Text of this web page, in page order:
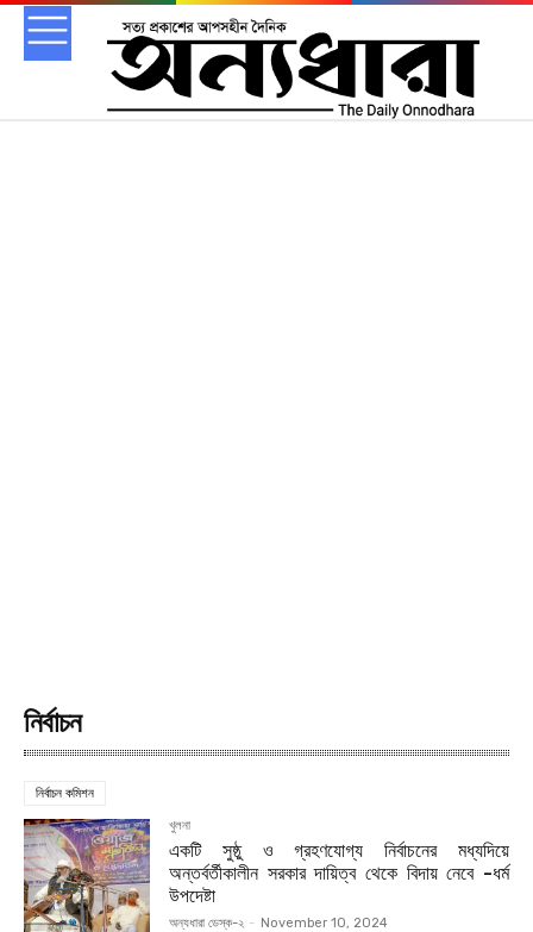
নির্বাচন
নির্বাচন কমিশন
খুলনা
একটি সুষ্ঠু ও গ্রহণযোগ্য নির্বাচনের মধ্যদিয়ে
অন্তর্বর্তীকালীন সরকার দায়িত্ব থেকে বিদায় নেবে -ধর্ম
উপদেষ্টা
অন্যধারা ডেস্ক-২ - November 10, 2024